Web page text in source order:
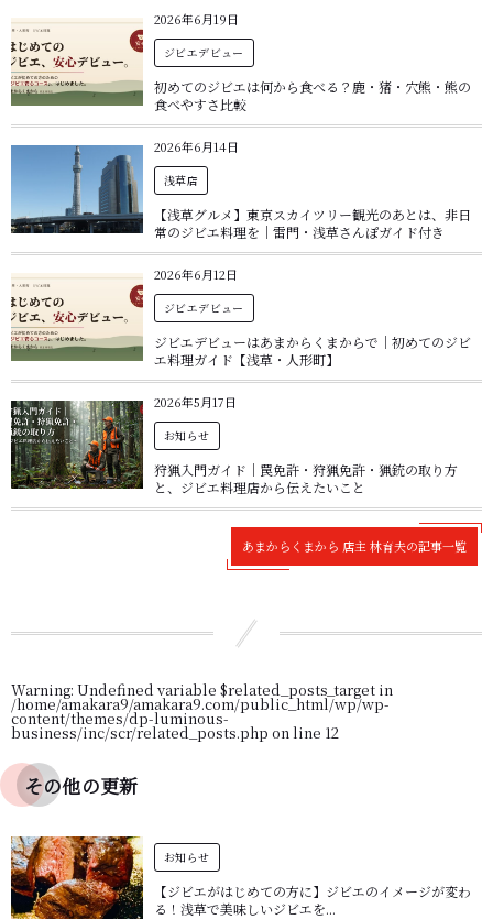
2026年6月19日
ジビエデビュー
初めてのジビエは何から食べる？鹿・猪・穴熊・熊の
食べやすさ比較
2026年6月14日
浅草店
【浅草グルメ】東京スカイツリー観光のあとは、非日
常のジビエ料理を｜雷門・浅草さんぽガイド付き
2026年6月12日
ジビエデビュー
ジビエデビューはあまからくまからで｜初めてのジビ
エ料理ガイド【浅草・人形町】
2026年5月17日
お知らせ
狩猟入門ガイド｜罠免許・狩猟免許・猟銃の取り方
と、ジビエ料理店から伝えたいこと
あまからくまから 店主 林育夫の記事一覧
Warning: Undefined variable $related_posts_target in
/home/amakara9/amakara9.com/public_html/wp/wp-
content/themes/dp-luminous-
business/inc/scr/related_posts.php on line 12
その他の更新
お知らせ
【ジビエがはじめての方に】ジビエのイメージが変わ
る！浅草で美味しいジビエを...